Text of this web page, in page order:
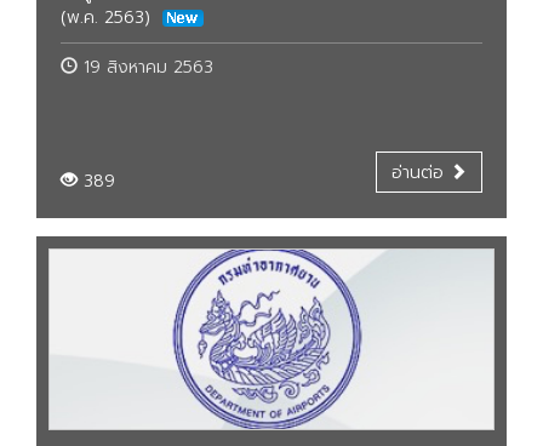
(พ.ค. 2563)
19 สิงหาคม 2563
389 อ่านต่อ